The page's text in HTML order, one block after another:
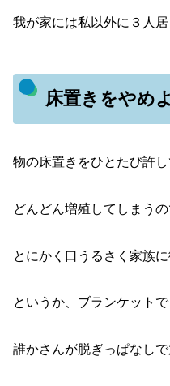
我が家には私以外に３人居
床置きをやめ
物の床置きをひとたび許
どんどん増殖してしまう
とにかく口うるさく家族に
というか、ブランケット
誰かさんが脱ぎっぱなし